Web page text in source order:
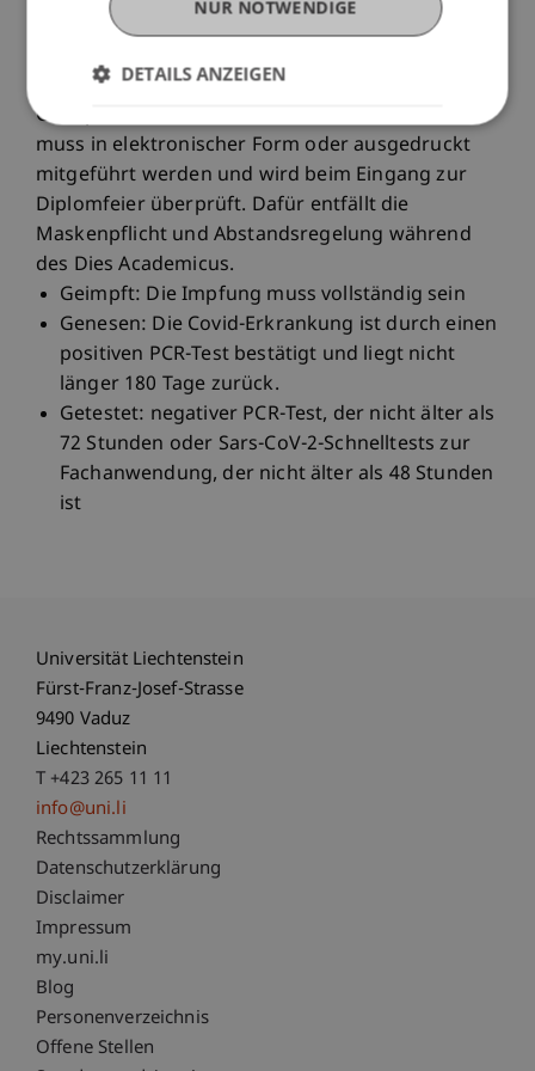
nur mit 3G
Personen mit einem gültigen Covid Zertifikat (3G:
Geimpft, Genesen, Getestet). Dieses Zertifikat
muss in elektronischer Form oder ausgedruckt
mitgeführt werden und wird beim Eingang zur
Diplomfeier überprüft. Dafür entfällt die
Maskenpflicht und Abstandsregelung während
des Dies Academicus.
Geimpft: Die Impfung muss vollständig sein
Genesen: Die Covid-Erkrankung ist durch einen
positiven PCR-Test bestätigt und liegt nicht
länger 180 Tage zurück.
Getestet: negativer PCR-Test, der nicht älter als
72 Stunden oder Sars-CoV-2-Schnelltests zur
Fachanwendung, der nicht älter als 48 Stunden
ist
Universität Liechtenstein
Fürst-Franz-Josef-Strasse
9490 Vaduz
Liechtenstein
T +423 265 11 11
info@uni.li
Fußzeile Rechtliche Hinweise
Rechtssammlung
Datenschutzerklärung
Disclaimer
Impressum
Fußzeile Subdomain-Verzeichnis
my.uni.li
Blog
Personenverzeichnis
Offene Stellen
NUR NOTWENDIGE
DETAILS ANZEIGEN